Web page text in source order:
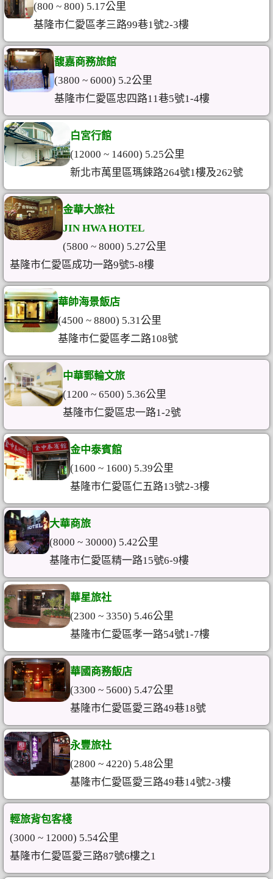
(800 ~ 800) 5.17公里
基隆市仁愛區孝三路99巷1號2-3樓
馥嘉商務旅館
(3800 ~ 6000) 5.2公里
基隆市仁愛區忠四路11巷5號1-4樓
白宮行館
(12000 ~ 14600) 5.25公里
新北市萬里區瑪鋉路264號1樓及262號
金華大旅社
JIN HWA HOTEL
(5800 ~ 8000) 5.27公里
基隆市仁愛區成功一路9號5-8樓
華帥海景飯店
(4500 ~ 8800) 5.31公里
基隆市仁愛區孝二路108號
中華郵輪文旅
(1200 ~ 6500) 5.36公里
基隆市仁愛區忠一路1-2號
金中泰賓館
(1600 ~ 1600) 5.39公里
基隆市仁愛區仁五路13號2-3樓
大華商旅
(8000 ~ 30000) 5.42公里
基隆市仁愛區精一路15號6-9樓
華星旅社
(2300 ~ 3350) 5.46公里
基隆市仁愛區孝一路54號1-7樓
華國商務飯店
(3300 ~ 5600) 5.47公里
基隆市仁愛區愛三路49巷18號
永豐旅社
(2800 ~ 4220) 5.48公里
基隆市仁愛區愛三路49巷14號2-3樓
輕旅背包客棧
(3000 ~ 12000) 5.54公里
基隆市仁愛區愛三路87號6樓之1